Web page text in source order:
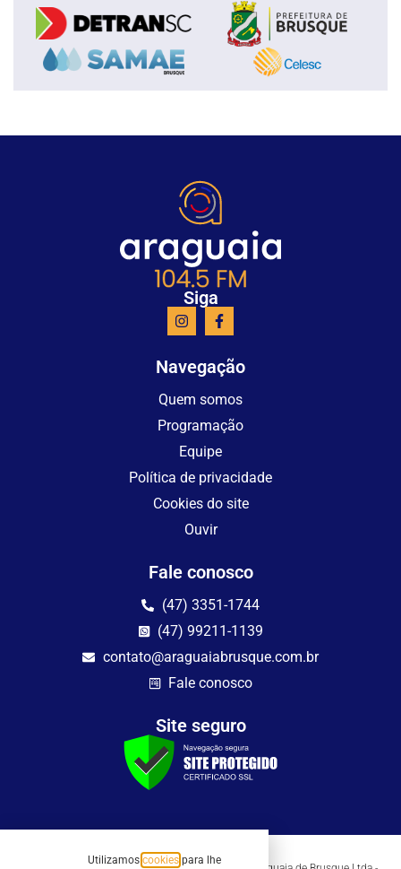
Siga
Navegação
Quem somos
Programação
Equipe
Política de privacidade
Cookies do site
Ouvir
Fale conosco
(47) 3351-1744
(47) 99211-1139
contato@araguaiabrusque.com.br
Fale conosco
Site seguro
Utilizamos cookies para lhe